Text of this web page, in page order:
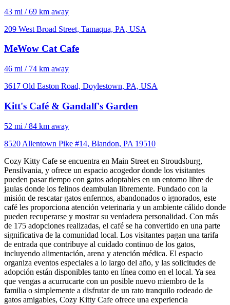
43 mi / 69 km away
209 West Broad Street, Tamaqua, PA, USA
MeWow Cat Cafe
46 mi / 74 km away
3617 Old Easton Road, Doylestown, PA, USA
Kitt's Café & Gandalf's Garden
52 mi / 84 km away
8520 Allentown Pike #14, Blandon, PA 19510
Cozy Kitty Cafe se encuentra en Main Street en Stroudsburg,
Pensilvania, y ofrece un espacio acogedor donde los visitantes
pueden pasar tiempo con gatos adoptables en un entorno libre de
jaulas donde los felinos deambulan libremente. Fundado con la
misión de rescatar gatos enfermos, abandonados o ignorados, este
café les proporciona atención veterinaria y un ambiente cálido donde
pueden recuperarse y mostrar su verdadera personalidad. Con más
de 175 adopciones realizadas, el café se ha convertido en una parte
significativa de la comunidad local. Los visitantes pagan una tarifa
de entrada que contribuye al cuidado continuo de los gatos,
incluyendo alimentación, arena y atención médica. El espacio
organiza eventos especiales a lo largo del año, y las solicitudes de
adopción están disponibles tanto en línea como en el local. Ya sea
que vengas a acurrucarte con un posible nuevo miembro de la
familia o simplemente a disfrutar de un rato tranquilo rodeado de
gatos amigables, Cozy Kitty Cafe ofrece una experiencia